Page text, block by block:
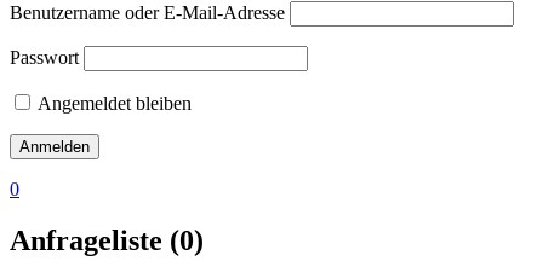
Benutzername oder E-Mail-Adresse
Passwort
Angemeldet bleiben
0
Anfrageliste (0)